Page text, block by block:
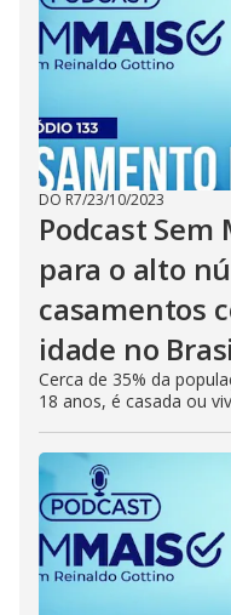
DO R7/23/10/2023
Podcast
para o alto
casamentos
idade no
Cerca de 35% da
18 anos, é casada ou